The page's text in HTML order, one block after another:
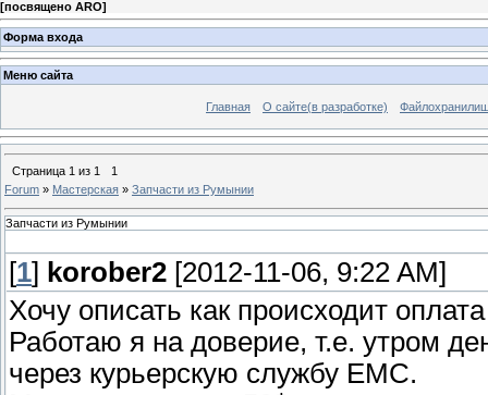
[посвящено ARO]
Форма входа
Меню сайта
Главная О сайте(в разработке)
Страница 1 из 1
1
Forum » Мастерская » Запчасти из Румынии
Запчасти из Румынии
[1] korober2 [2012-11-06, 9:22 AM]
Хочу описать как происходит
Работаю я на доверие, т.е. утром
через курьерскую службу ЕМС.